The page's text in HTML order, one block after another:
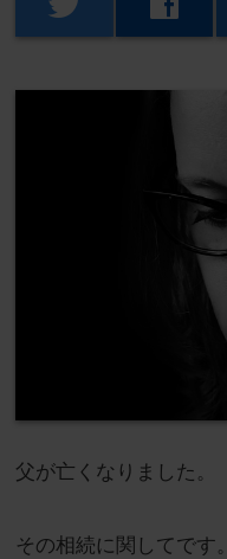
父が亡くなりました。
その相続に関してです。